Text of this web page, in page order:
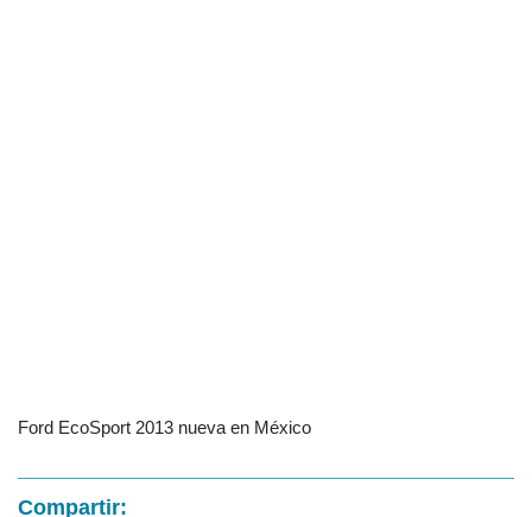
Ford EcoSport 2013 nueva en México
Compartir: